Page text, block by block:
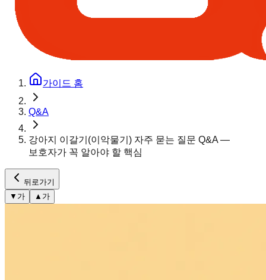
가이드 홈
Q&A
강아지 이갈기(이악물기) 자주 묻는 질문 Q&A —
보호자가 꼭 알아야 할 핵심
뒤로가기
▼ 가 ▲ 가